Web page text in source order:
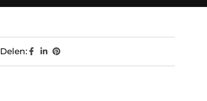
Delen: